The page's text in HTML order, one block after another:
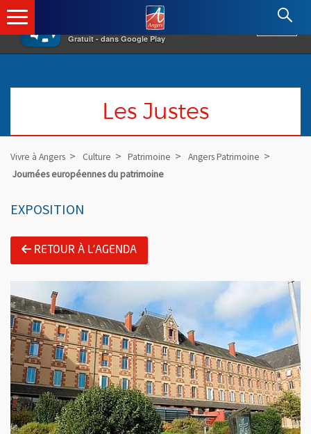
×
Gratuit - dans Google Play
Angers.fr : Retour à l'accueil
Les Justes
Vivre à Angers Culture Patrimoine
Angers Patrimoine
Journées européennes du patrimoine
EXPOSITION
RETOUR À L'AGENDA